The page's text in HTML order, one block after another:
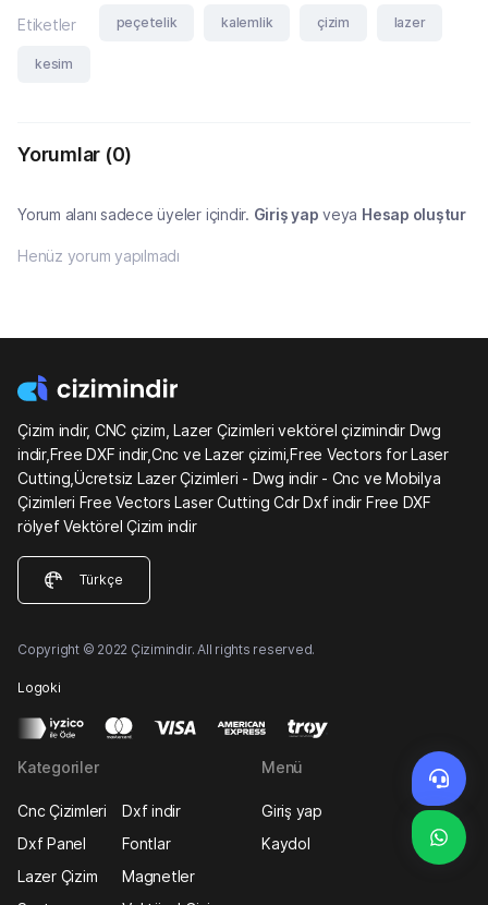
Etiketler peçetelik kalemlik çizim lazer
kesim
Yorumlar (0)
Yorum alanı sadece üyeler içindir. Giriş yap veya Hesap oluştur
Henüz yorum yapılmadı
Çizim indir, CNC çizim, Lazer Çizimleri vektörel çizimindir Dwg
indir,Free DXF indir,Cnc ve Lazer çizimi,Free Vectors for Laser
Cutting,Ücretsiz Lazer Çizimleri - Dwg indir - Cnc ve Mobilya
Çizimleri Free Vectors Laser Cutting Cdr Dxf indir Free DXF
rölyef Vektörel Çizim indir
Türkçe
Copyright © 2022 Çizimindir. All rights reserved.
Logoki
Kategoriler
Cnc Çizimleri
Dxf indir
Dxf Panel
Fontlar
Lazer Çizim
Magnetler
Menü
Giriş yap
Kaydol